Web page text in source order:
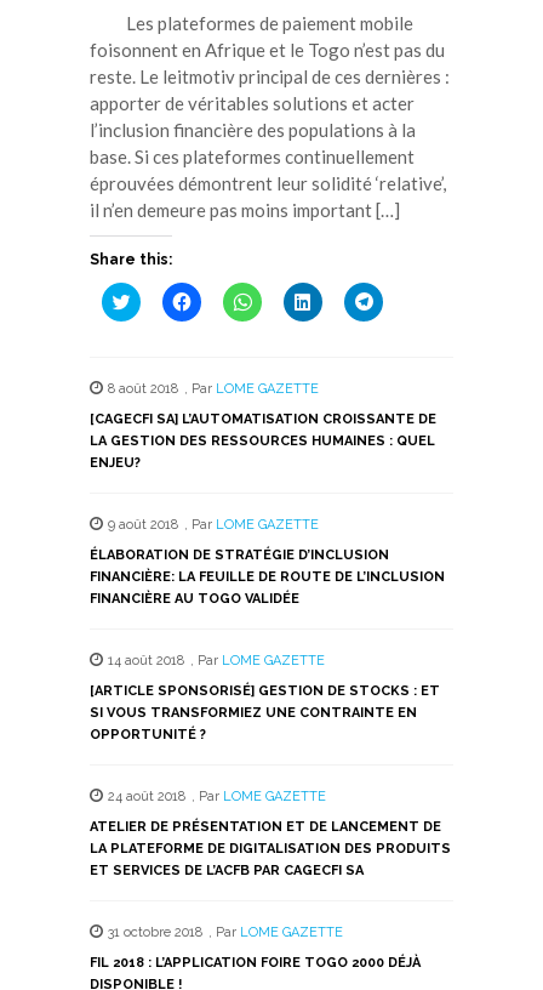
Les plateformes de paiement mobile
foisonnent en Afrique et le Togo n’est pas du
reste. Le leitmotiv principal de ces dernières :
apporter de véritables solutions et acter
l’inclusion financière des populations à la
base. Si ces plateformes continuellement
éprouvées démontrent leur solidité ‘relative’,
il n’en demeure pas moins important […]
Share this:
Cliquez
pour
une
nouvelle
fenêtre)
Cliquez
pour
une
nouvelle
fenêtre)
Cliquez
pour
une
nouvelle
fenêtre)
Cliquez
pour
une
nouvelle
fenêtre)
Cliquez
pour
nouvelle
fenêtre)
8 août 2018 , Par LOME GAZETTE
[CAGECFI SA] L’AUTOMATISATION CROISSANTE DE
LA GESTION DES RESSOURCES HUMAINES : QUEL
ENJEU?
9 août 2018 , Par LOME GAZETTE
ÉLABORATION DE STRATÉGIE D’INCLUSION
FINANCIÈRE: LA FEUILLE DE ROUTE DE L’INCLUSION
FINANCIÈRE AU TOGO VALIDÉE
14 août 2018 , Par LOME GAZETTE
[ARTICLE SPONSORISÉ] GESTION DE STOCKS : ET
SI VOUS TRANSFORMIEZ UNE CONTRAINTE EN
OPPORTUNITÉ ?
24 août 2018 , Par LOME GAZETTE
ATELIER DE PRÉSENTATION ET DE LANCEMENT DE
LA PLATEFORME DE DIGITALISATION DES PRODUITS
ET SERVICES DE L’ACFB PAR CAGECFI SA
31 octobre 2018 , Par LOME GAZETTE
FIL 2018 : L’APPLICATION FOIRE TOGO 2000 DÉJÀ
DISPONIBLE !